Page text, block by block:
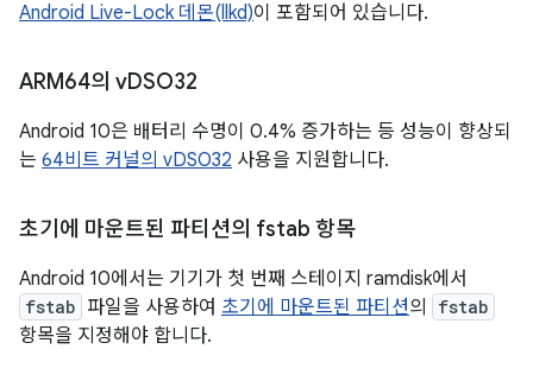
Android Live-Lock 데몬(llkd)이 포함되어 있습니다.
ARM64의 vDSO32
Android 10은 배터리 수명이 0.4% 증가하는 등 성능이 향상되
는 64비트 커널의 vDSO32 사용을 지원합니다.
초기에 마운트된 파티션의 fstab 항목
Android 10에서는 기기가 첫 번째 스테이지 ramdisk에서
fstab 파일을 사용하여 초기에 마운트된 파티션의 fstab
항목을 지정해야 합니다.